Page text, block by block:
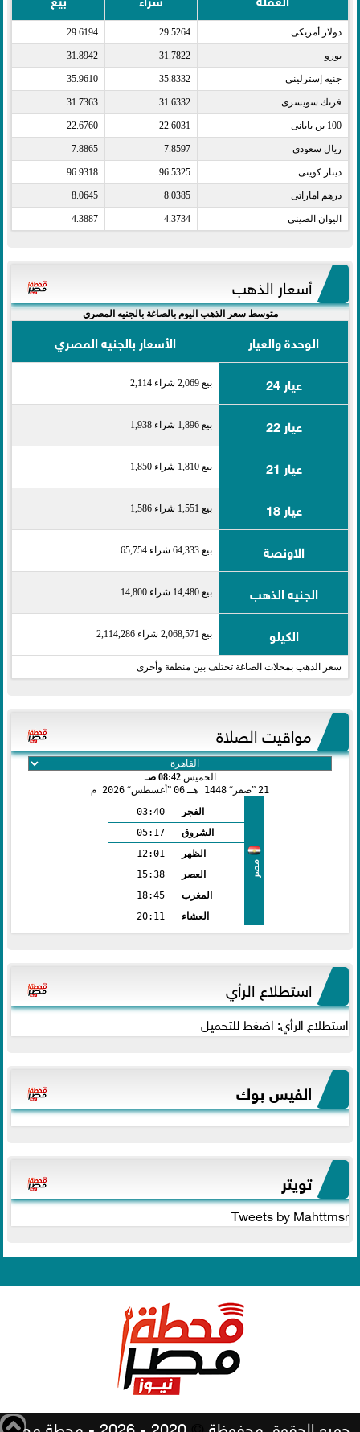
دولار أمريكى​ 29.5264
29.6194
يورو​ 31.7822
31.8942
جنيه إسترلينى​ 35.8332
35.9610
فرنك سويسرى​ 31.6332
31.7363
100 ين يابانى​ 22.6031
22.6760
ريال سعودى​ 7.8597
7.8865
دينار كويتى​ 96.5325
96.9318
درهم اماراتى​ 8.0385
8.0645
اليوان الصينى​ 4.3734
4.3887
أسعار الذهب
متوسط سعر الذهب اليوم بالصاغة بالجنيه المصري
الوحدة والعيار
الأسعار بالجنيه المصري
عيار 24
بيع 2,069 شراء 2,114
عيار 22 بيع 1,896 شراء 1,938
عيار 21 بيع 1,810 شراء 1,850
عيار 18 بيع 1,551 شراء 1,586
الاونصة بيع 64,333 شراء 65,754
الجنيه الذهب بيع 14,480 شراء 14,800
الكيلو بيع 2,068,571 شراء 2,114,286
سعر الذهب بمحلات الصاغة تختلف بين منطقة وأخرى
مواقيت الصلاة
الخميس08:42 صـ
21 صفر 1448 هـ 06 أغسطس 2026 م
مصر
الفجر
03:40
الشروق
05:17
الظهر
12:01
العصر
15:38
المغرب
18:45
العشاء
20:11
استطلاع الرأي
استطلاع الرأي: اضغط للتحميل
الفيس بوك
تويتر
Tweets by Mahttmsr
جميع الحقوق محفوظة 2020 - 2026 - محطة مصر